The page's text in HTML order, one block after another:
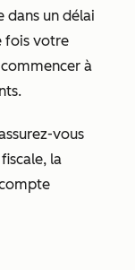
dans un délai
fois votre
à
vous
la